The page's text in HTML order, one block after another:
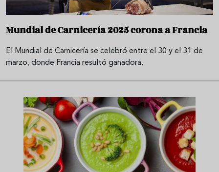
Mundial de Carnicería 2025 corona a Francia
El Mundial de Carnicería se celebró entre el 30 y el 31 de
marzo, donde Francia resultó ganadora.